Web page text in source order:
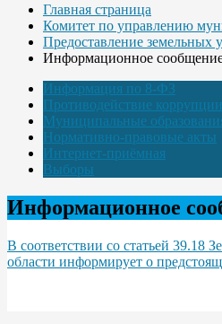
Главная страница
Комитет по управлению
Предоставление земельных
Информационное
Информация по 8-ФЗ
Противодействие коррупции
Муниципальные
Нормативно-правовые акты
Интернет-приёмная
Выборы
Информационное
В соответствии со статьей
области информирует о